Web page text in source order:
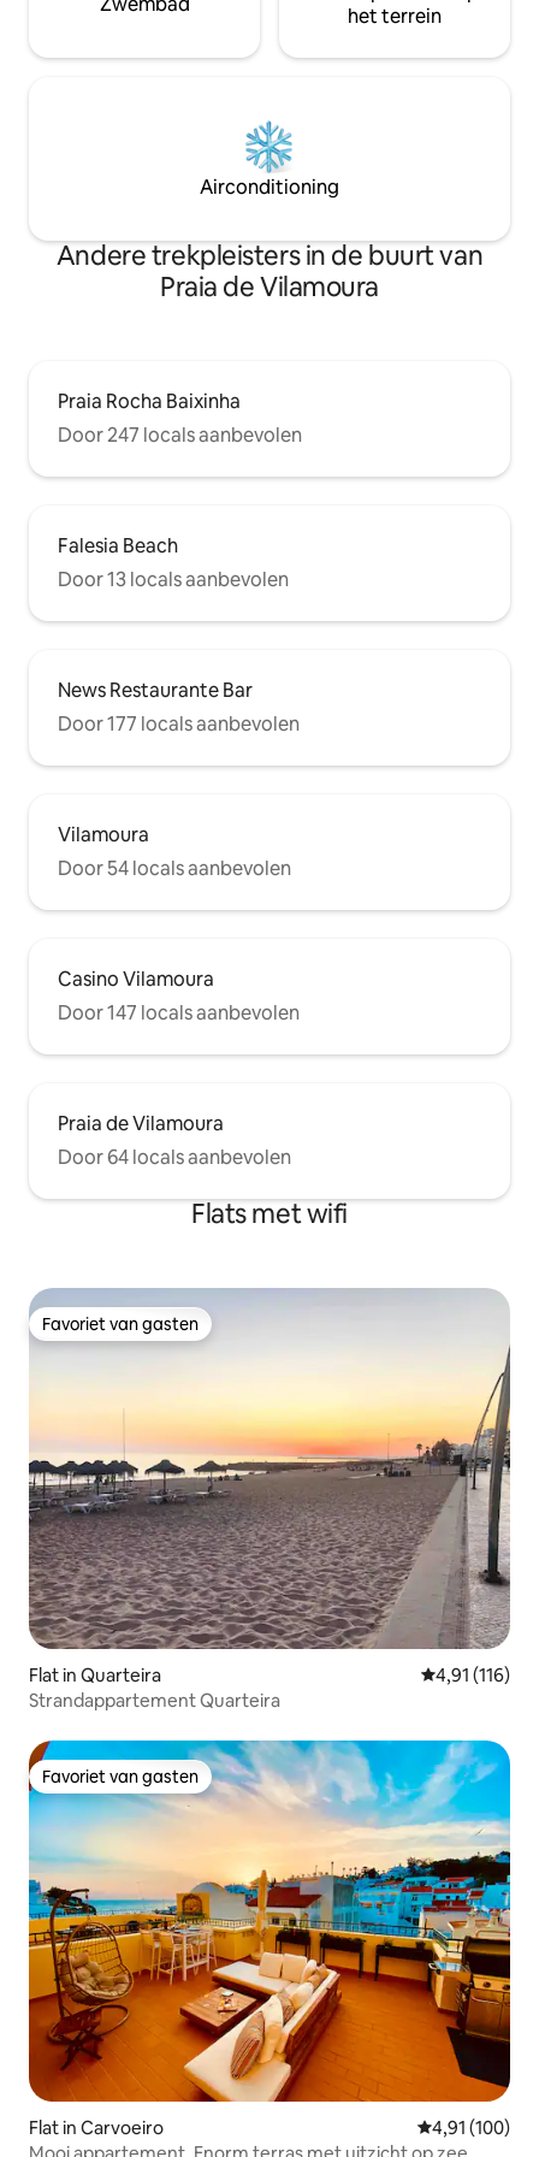
het terrein
Airconditioning
Andere trekpleisters in de buurt van
Praia de Vilamoura
Praia Rocha Baixinha
Door 247 locals aanbevolen
Falesia Beach
Door 13 locals aanbevolen
News Restaurante Bar
Door 177 locals aanbevolen
Vilamoura
Door 54 locals aanbevolen
Casino Vilamoura
Door 147 locals aanbevolen
Praia de Vilamoura
Door 64 locals aanbevolen
Flats met wifi
Favoriet van gasten
Favoriet van gasten
Flat in Quarteira Gemiddelde
4,91 (116)
Strandappartement Quarteira
Favoriet van gasten
Favoriet van gasten
Flat in Carvoeiro Gemiddelde
4,91 (100)
Mooi appartement. Enorm terras met uitzicht op zee.